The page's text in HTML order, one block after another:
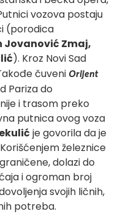
vozova postaju
(porodica
Jovanović Zmaj,
). Kroz Novi Sad
čuveni Orijent
Pariza do
i trasom preko
putnica ovog voza
je govorila da je
železnice
dolazi do
i ogroman broj
svojih ličnih,
potreba.